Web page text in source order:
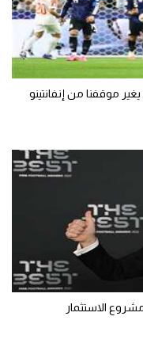
موقفنا من إنفانتينو
الاستثمار